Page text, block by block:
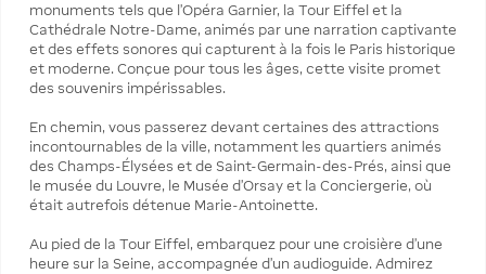
monuments tels que l'Opéra Garnier, la Tour Eiffel et la
Cathédrale Notre-Dame, animés par une narration captivante
et des effets sonores qui capturent à la fois le Paris historique
et moderne. Conçue pour tous les âges, cette visite promet
des souvenirs impérissables.
En chemin, vous passerez devant certaines des attractions
incontournables de la ville, notamment les quartiers animés
des Champs-Élysées et de Saint-Germain-des-Prés, ainsi que
le musée du Louvre, le Musée d'Orsay et la Conciergerie, où
était autrefois détenue Marie-Antoinette.
Au pied de la Tour Eiffel, embarquez pour une croisière d'une
heure sur la Seine, accompagnée d'un audioguide. Admirez